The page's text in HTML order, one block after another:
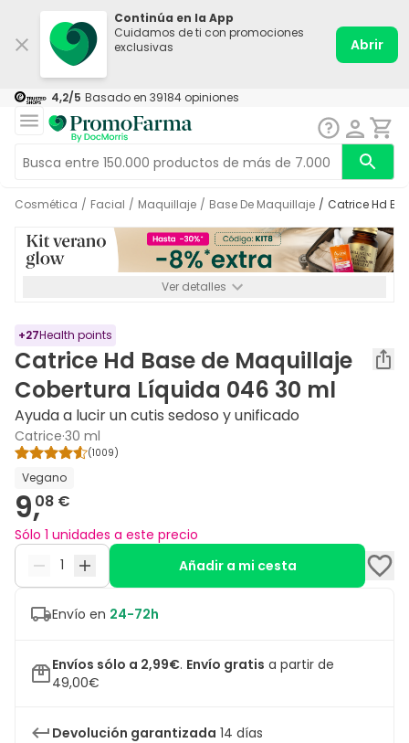
Continúa en la App
Cuidamos de ti con promociones
exclusivas
Abrir
4,2/5 Basado en 39184 opiniones
Cosmética / Facial / Maquillaje / Base De Maquillaje / Catrice Hd
Ver detalles
+27Health points
Catrice Hd Base de Maquillaje
Cobertura Líquida 046 30 ml
Ayuda a lucir un cutis sedoso y unificado
Catrice·30 ml
(1009)
Vegano
9,08 €
Sólo 1 unidades a este precio
Añadir a mi cesta
Envío en 24-72h
Envíos sólo a 2,99€. Envío gratis a partir de
49,00€
Devolución garantizada 14 días